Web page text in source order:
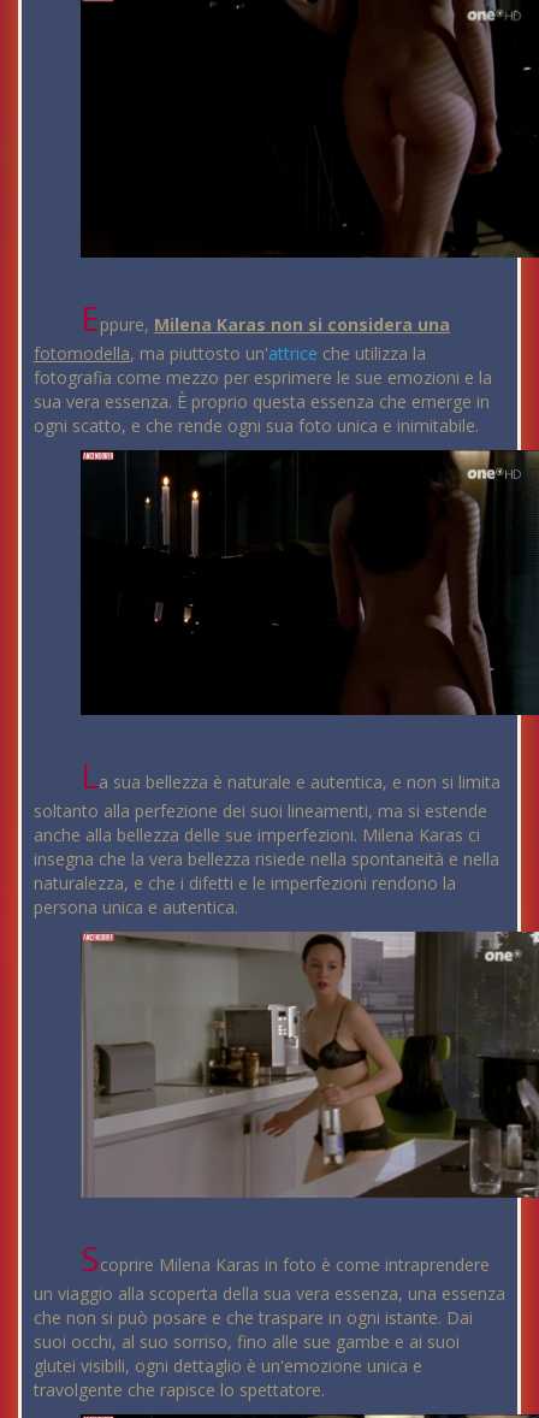
Eppure, Milena Karas non si considera una
fotomodella, ma piuttosto un'attrice che utilizza la
fotografia come mezzo per esprimere le sue emozioni e la
sua vera essenza. È proprio questa essenza che emerge in
ogni scatto, e che rende ogni sua foto unica e inimitabile.
La sua bellezza è naturale e autentica, e non si limita
soltanto alla perfezione dei suoi lineamenti, ma si estende
anche alla bellezza delle sue imperfezioni. Milena Karas ci
insegna che la vera bellezza risiede nella spontaneità e nella
naturalezza, e che i difetti e le imperfezioni rendono la
persona unica e autentica.
Scoprire Milena Karas in foto è come intraprendere
un viaggio alla scoperta della sua vera essenza, una essenza
che non si può posare e che traspare in ogni istante. Dai
suoi occhi, al suo sorriso, fino alle sue gambe e ai suoi
glutei visibili, ogni dettaglio è un'emozione unica e
travolgente che rapisce lo spettatore.